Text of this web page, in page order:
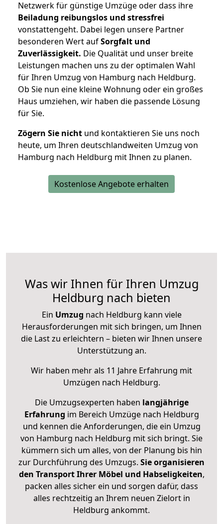
Netzwerk für günstige Umzüge oder dass ihre
Beiladung reibungslos und stressfrei
vonstattengeht. Dabei legen unsere Partner
besonderen Wert aufSorgfalt und
Zuverlässigkeit. Die Qualität und unser breite
Leistungen machen uns zu der optimalen Wahl
für Ihren Umzug von Hamburg nach Heldburg.
Ob Sie nun eine kleine Wohnung oder ein großes
Haus umziehen, wir haben die passende Lösung
für Sie.
Zögern Sie nicht und kontaktieren Sie uns noch
heute, um Ihren deutschlandweiten Umzug von
Hamburg nach Heldburg mit Ihnen zu planen.
Kostenlose Angebote erhalten
Was wir Ihnen für Ihren Umzug
Heldburg nach bieten
Ein Umzug nach Heldburg kann viele
Herausforderungen mit sich bringen, um Ihnen
die Last zu erleichtern – bieten wir Ihnen unsere
Unterstützung an.
Wir haben mehr als 11 Jahre Erfahrung mit
Umzügen nach Heldburg.
Die Umzugsexperten haben langjährige
Erfahrung im Bereich Umzüge nach Heldburg
und kennen die Anforderungen, die ein Umzug
von Hamburg nach Heldburg mit sich bringt. Sie
kümmern sich um alles, von der Planung bis hin
zur Durchführung des Umzugs. Sie organisieren
den Transport Ihrer Möbel und Habseligkeiten,
packen alles sicher ein und sorgen dafür, dass
alles rechtzeitig an Ihrem neuen Zielort in
Heldburg ankommt.